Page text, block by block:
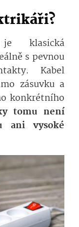
je klasická
s pevnou
Kabel
zásuvku a
konkrétního
tomu není
ani vysoké